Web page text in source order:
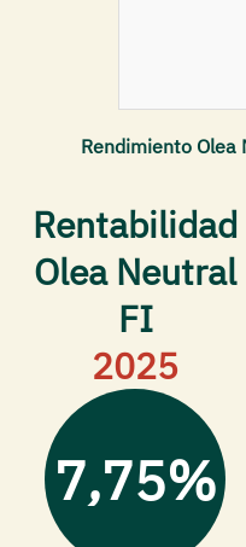
Rendimiento
Rentabilidad
Olea Neutral
FI
2025
7,75%